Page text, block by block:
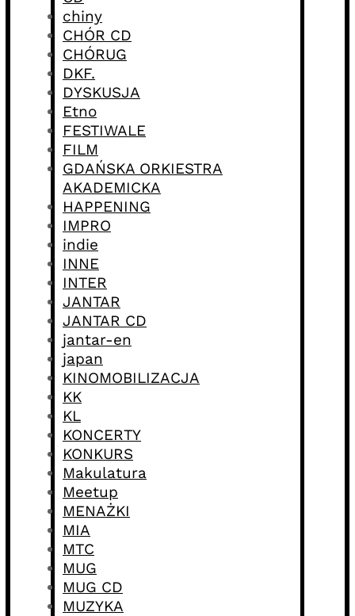
chiny
CHÓR CD
CHÓRUG
DKF.
DYSKUSJA
Etno
FESTIWALE
FILM
GDAŃSKA ORKIESTRA
AKADEMICKA
HAPPENING
IMPRO
indie
INNE
INTER
JANTAR
JANTAR CD
jantar-en
japan
KINOMOBILIZACJA
KK
KL
KONCERTY
KONKURS
Makulatura
Meetup
MENAŻKI
MIA
MTC
MUG
MUG CD
MUZYKA